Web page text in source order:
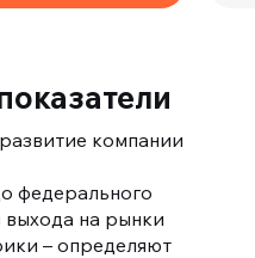
компании
федерального
выхода на рынки
– определяют